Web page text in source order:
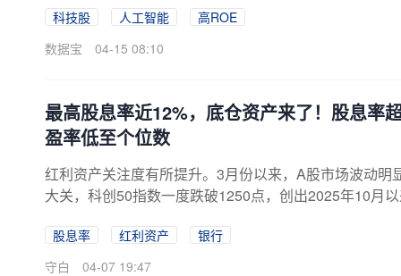
科技股 人工智能
高ROE
数据宝
04-15 08:10
最高股息率近12%，底仓资产来了！股息率
盈率低至个位数
红利资产关注度有所提升。3月份以来，A股市场波动
大关，科创50指数一度跌破1250点，创出2025年10月
股息率 红利资产
银行
守白
04-07 19:47